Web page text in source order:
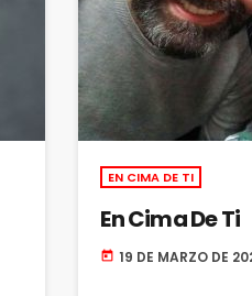
EN CIMA DE TI
En Cima De Ti
today 19 DE MARZO DE